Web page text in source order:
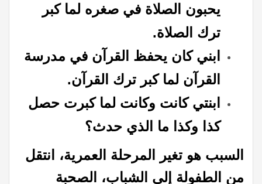
يحبون الصلاة في صغره لما كبر
ترك الصلاة.
ابني كان يحفظ القرآن في مدرسة
القرآن لما كبر ترك القرآن.
ابنتي كانت وكانت لما كبرت حصل
كذا وكذا ما الذي حدث؟
السبب هو تغير المرحلة العمرية،
انتقل
من الطفولة إلى الشباب، الصحبة